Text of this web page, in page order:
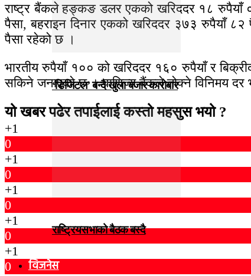
‘डिजिटल’ बन्दै खुला बजार कारोबार
राष्ट्रियसभाको बैठक बस्दै
विजनेस
राष्ट्र बैंकले हङ्कङ डलर एकको खरिददर १८ रुपैयाँ
पैसा, बहराइन दिनार एकको खरिददर ३७३ रुपैयाँ
पैसा रहेको छ ।
भारतीय रुपैयाँ १०० को खरिददर १६० रुपैयाँ र
सकिने जनाएको छ । वाणिज्य बैंकले तोक्ने विनिमय
यो खबर पढेर तपाईलाई कस्तो महसुस भयो ?
+1
0
+1
0
+1
0
+1
0
+1
0